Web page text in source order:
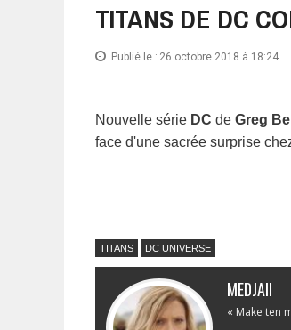
TITANS DE DC
Publié le : 26 octobre 2018 à 18:24
Nouvelle série DC de Greg
face d'une sacrée surprise
TITANS DC UNIVERSE
MEDJAII
« Make ten